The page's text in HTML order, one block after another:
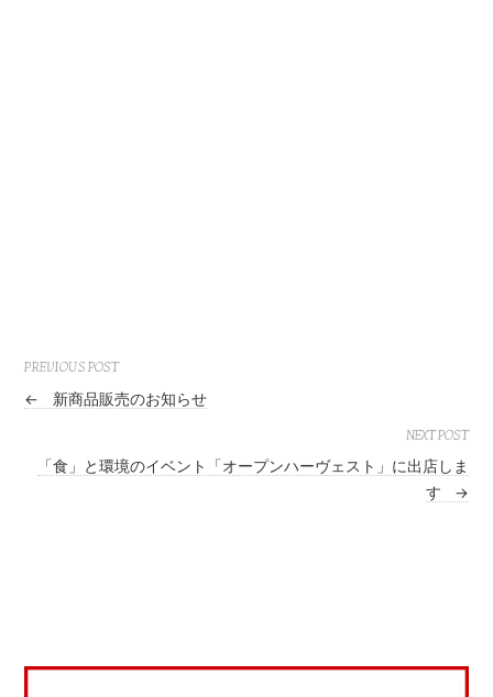
PREVIOUS POST
← 新商品販売のお知らせ
NEXT POST
「食」と環境のイベント「オープンハーヴェスト」に出店しま
す
→